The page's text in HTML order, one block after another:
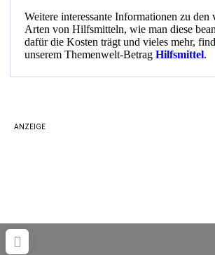
Weitere interessante Informationen zu den
Arten von Hilfsmitteln, wie man diese
dafür die Kosten trägt und vieles mehr,
unserem Themenwelt-Betrag Hilfsmittel.
ANZEIGE